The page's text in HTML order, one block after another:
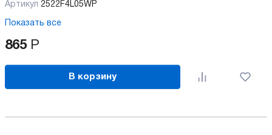
Артикул 2522F4L05WP
Показать все
865 Р
В корзину